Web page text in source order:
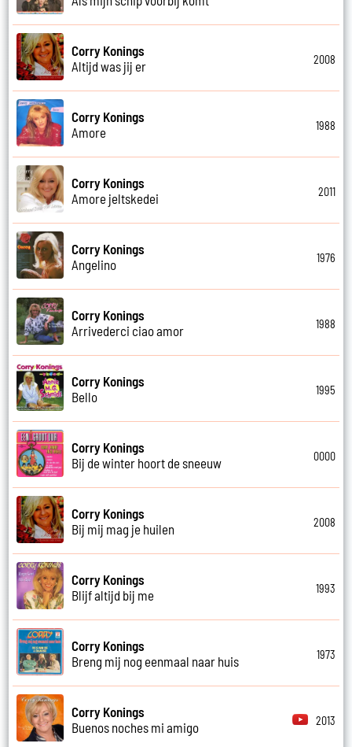
Corry Konings
Altijd was jij er
2008
Corry Konings
Amore
1988
Corry Konings
Amore jeltskedei
2011
Corry Konings
Angelino
1976
Corry Konings
Arrivederci ciao amor
1988
Corry Konings
Bello
1995
Corry Konings
Bij de winter hoort de sneeuw
0000
Corry Konings
Bij mij mag je huilen
2008
Corry Konings
Blijf altijd bij me
1993
Corry Konings
Breng mij nog eenmaal naar huis
1973
Corry Konings
Buenos noches mi amigo
2013